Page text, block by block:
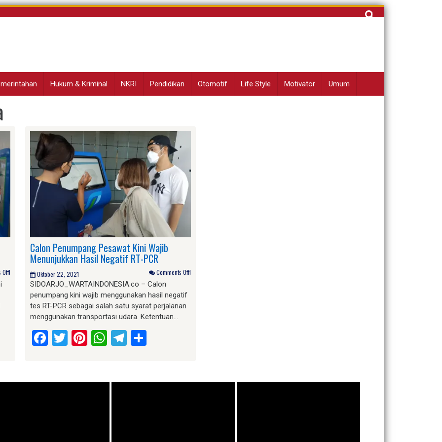
Cari
Hukum & Kriminal NKRI Pendidikan Otomotif Life Style Motivator Umum
Calon Penumpang Pesawat Kini Wajib
Menunjukkan Hasil Negatif RT-PCR
Oktober 22, 2021 Comments Off!
SIDOARJO_WARTAINDONESIA.co – Calon
penumpang kini wajib menggunakan hasil negatif
tes RT-PCR sebagai salah satu syarat perjalanan
menggunakan transportasi udara. Ketentuan…
Facebook
Twitter
Pinterest
WhatsApp
Telegram
Share